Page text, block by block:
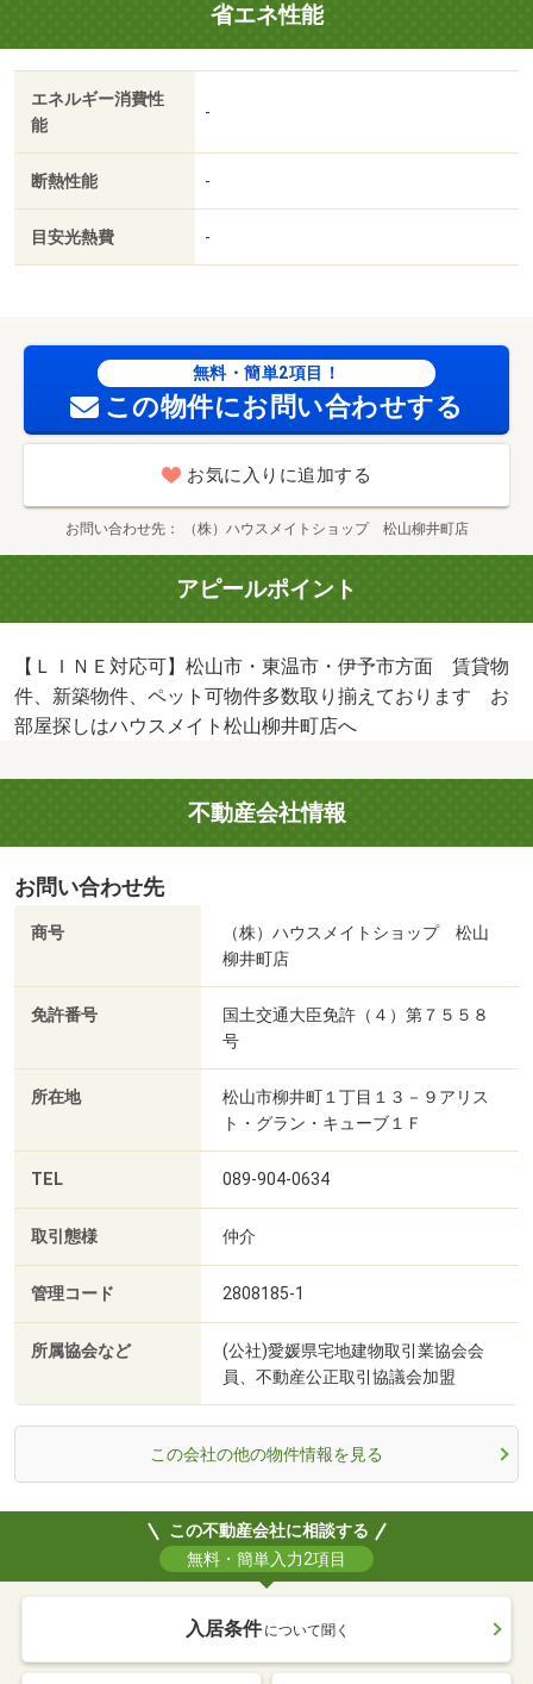
省エネ性能
エネルギー消費性
能
-
断熱性能 -
目安光熱費 -
無料・簡単2項目！
この物件にお問い合わせする
お気に入りに追加する
お問い合わせ先 （株）ハウスメイトショップ 松山柳井町店
アピールポイント
【ＬＩＮＥ対応可】松山市・東温市・伊予市方面 賃貸物
件、新築物件、ペット可物件多数取り揃えております お
部屋探しはハウスメイト松山柳井町店へ
不動産会社情報
お問い合わせ先
商号
（株）ハウスメイトショップ 松山
柳井町店
免許番号
国土交通大臣免許（４）第７５５８
号
所在地
松山市柳井町１丁目１３－９アリス
ト・グラン・キューブ１Ｆ
TEL 089-904-0634
取引態様 仲介
管理コード 2808185-1
所属協会など
(公社)愛媛県宅地建物取引業協会会
員、不動産公正取引協議会加盟
この会社の他の物件情報を見る
この不動産会社に相談する
無料・簡単入力2項目
入居条件 について聞く